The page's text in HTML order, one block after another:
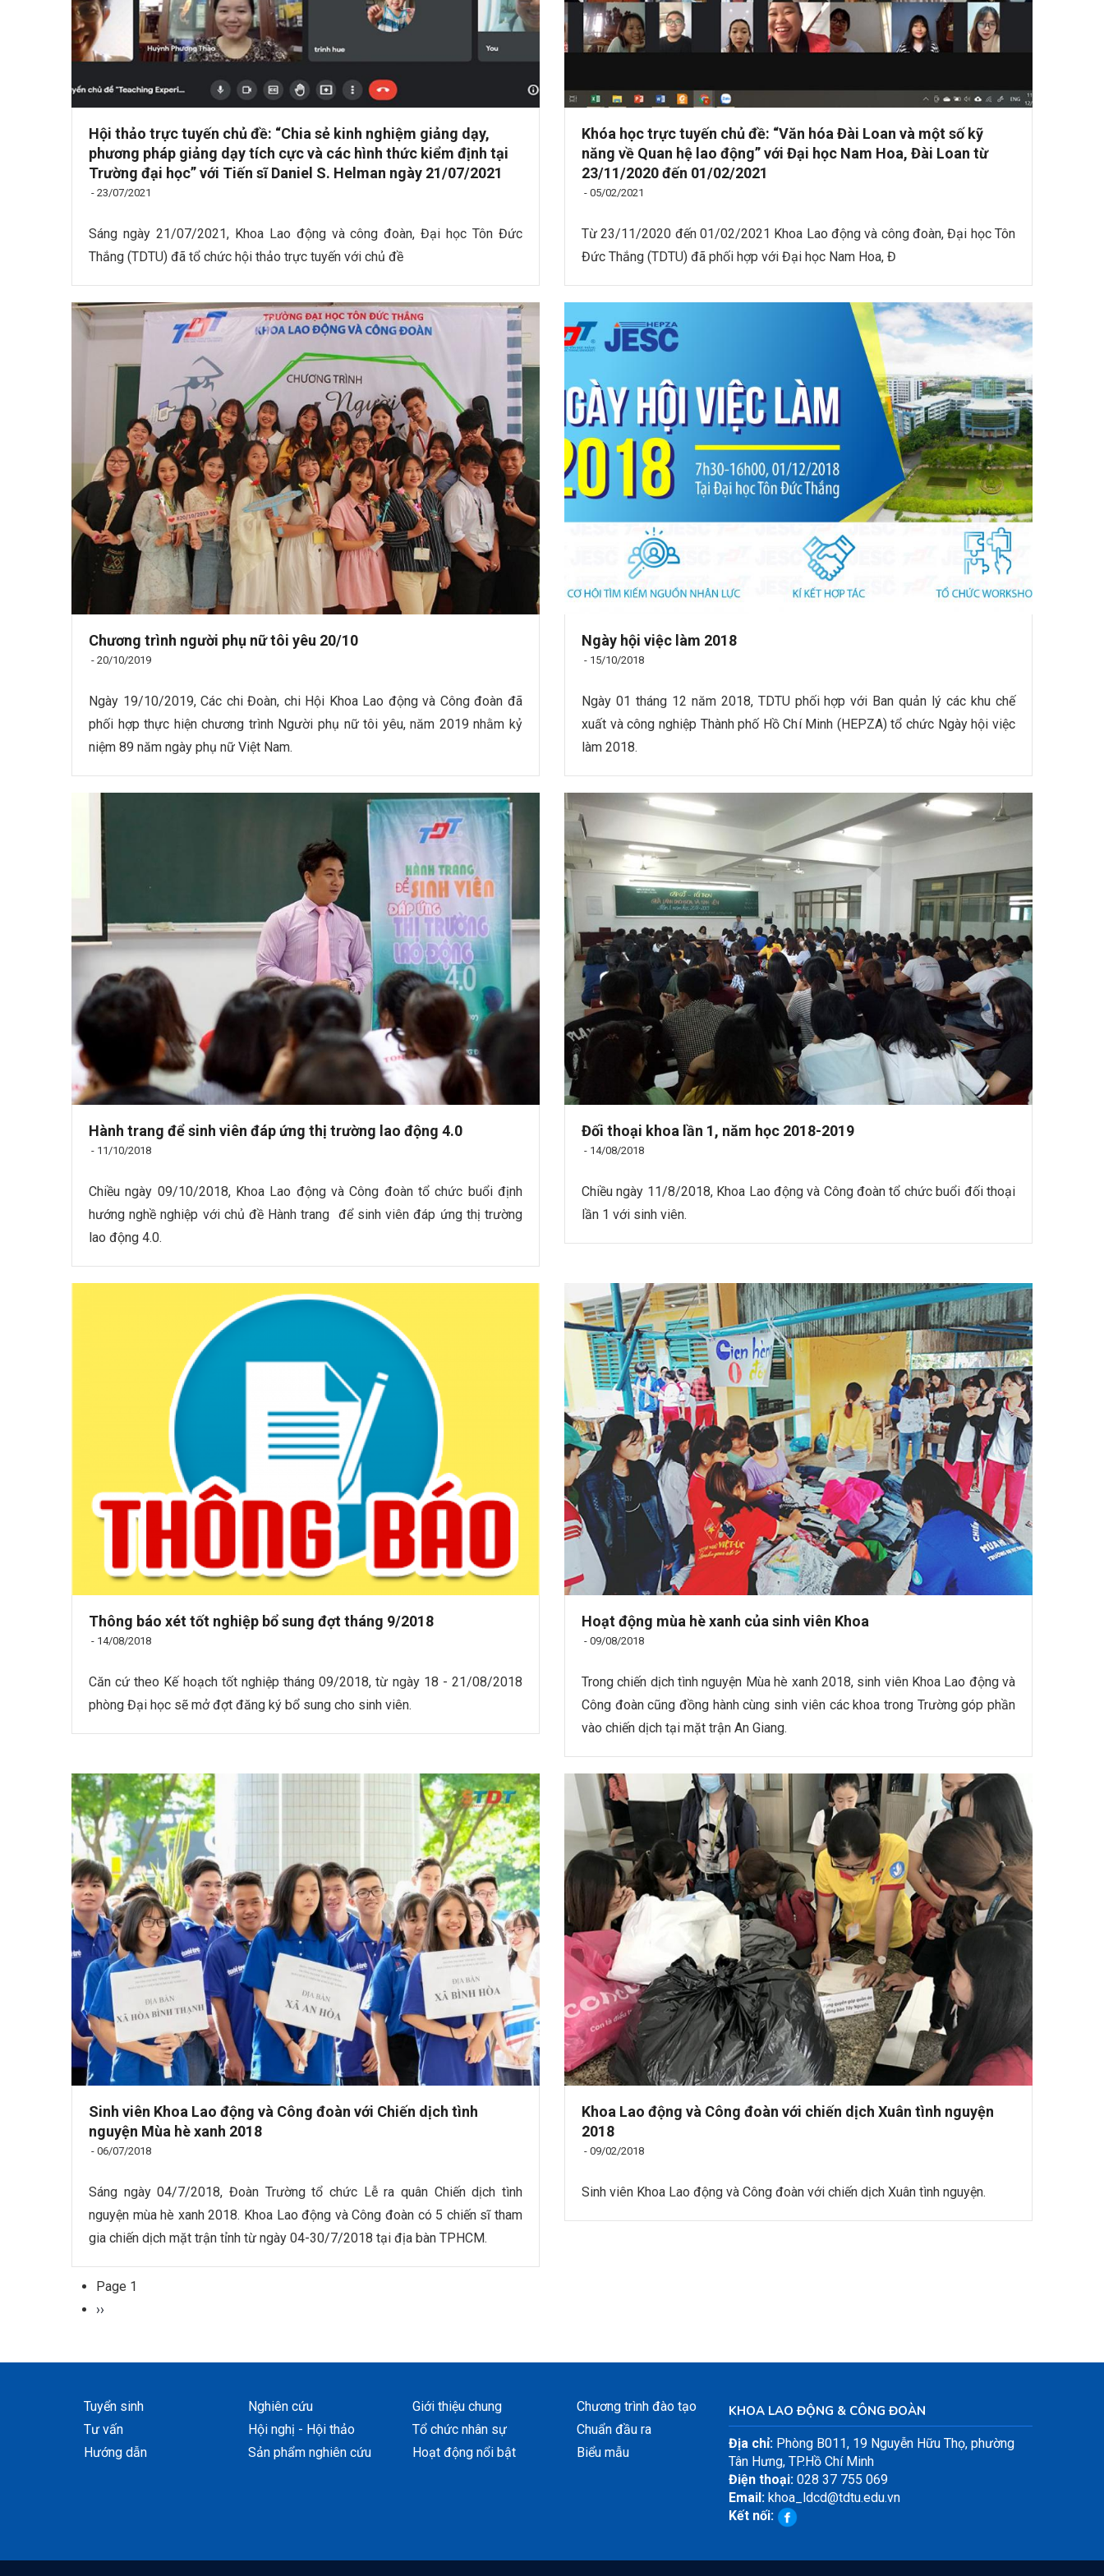
Hội thảo trực tuyến chủ đề: “Chia sẻ kinh nghiệm giảng dạy,
phương pháp giảng dạy tích cực và các hình thức kiểm định tại
Trường đại học” với Tiến sĩ Daniel S. Helman ngày 21/07/2021
- 23/07/2021
Sáng ngày 21/07/2021, Khoa Lao động và công đoàn, Đại học Tôn Đức
Thắng (TDTU) đã tổ chức hội thảo trực tuyến với chủ đề
Khóa học trực tuyến chủ đề: “Văn hóa Đài Loan và một số kỹ
năng về Quan hệ lao động” với Đại học Nam Hoa, Đài Loan từ
23/11/2020 đến 01/02/2021
- 05/02/2021
Từ 23/11/2020 đến 01/02/2021 Khoa Lao động và công đoàn, Đại học Tôn
Đức Thắng (TDTU) đã phối hợp với Đại học Nam Hoa, Đ
Chương trình người phụ nữ tôi yêu 20/10
- 20/10/2019
Ngày 19/10/2019, Các chi Đoàn, chi Hội Khoa Lao động và Công đoàn đã
phối hợp thực hiện chương trình Người phụ nữ tôi yêu, năm 2019 nhằm kỷ
niệm 89 năm ngày phụ nữ Việt Nam.
Ngày hội việc làm 2018
- 15/10/2018
Ngày 01 tháng 12 năm 2018, TDTU phối hợp với Ban quản lý các khu chế
xuất và công nghiệp Thành phố Hồ Chí Minh (HEPZA) tổ chức Ngày hội việc
làm 2018.
Hành trang để sinh viên đáp ứng thị trường lao động 4.0
- 11/10/2018
Chiều ngày 09/10/2018, Khoa Lao động và Công đoàn tổ chức buổi định
hướng nghề nghiệp với chủ đề Hành trang để sinh viên đáp ứng thị trường
lao động 4.0.
Đối thoại khoa lần 1, năm học 2018-2019
- 14/08/2018
Chiều ngày 11/8/2018, Khoa Lao động và Công đoàn tổ chức buổi đối thoại
lần 1 với sinh viên.
Thông báo xét tốt nghiệp bổ sung đợt tháng 9/2018
- 14/08/2018
Căn cứ theo Kế hoạch tốt nghiệp tháng 09/2018, từ ngày 18 - 21/08/2018
phòng Đại học sẽ mở đợt đăng ký bổ sung cho sinh viên.
Hoạt động mùa hè xanh của sinh viên Khoa
- 09/08/2018
Trong chiến dịch tình nguyện Mùa hè xanh 2018, sinh viên Khoa Lao động và
Công đoàn cũng đồng hành cùng sinh viên các khoa trong Trường góp phần
vào chiến dịch tại mặt trận An Giang.
Sinh viên Khoa Lao động và Công đoàn với Chiến dịch tình
nguyện Mùa hè xanh 2018
- 06/07/2018
Sáng ngày 04/7/2018, Đoàn Trường tổ chức Lễ ra quân Chiến dịch tình
nguyện mùa hè xanh 2018. Khoa Lao động và Công đoàn có 5 chiến sĩ tham
gia chiến dịch mặt trận tỉnh từ ngày 04-30/7/2018 tại địa bàn TPHCM.
Khoa Lao động và Công đoàn với chiến dịch Xuân tình nguyện
2018
- 09/02/2018
Sinh viên Khoa Lao động và Công đoàn với chiến dịch Xuân tình nguyện.
Pagination
Page 1
Next
››
Tuyển sinh
Tư vấn
Hướng dẫn
Nghiên cứu
Hội nghị - Hội thảo
Sản phẩm nghiên cứu
Giới thiệu chung
Tổ chức nhân sự
Hoạt động nổi bật
Chương trình đào tạo
Chuẩn đầu ra
Biểu mẫu
KHOA LAO ĐỘNG & CÔNG ĐOÀN
Địa chỉ:Phòng B011, 19 Nguyễn Hữu Thọ, phường
Tân Hưng, TP.Hồ Chí Minh
Điện thoại:028 37 755 069
Email:khoa_ldcd@tdtu.edu.vn
Kết nối: